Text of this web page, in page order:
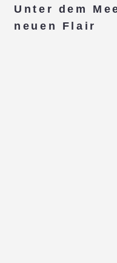
Unter dem
neuen Flair